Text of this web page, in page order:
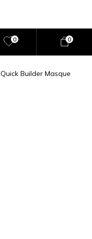
0 0
Quick Builder Masque